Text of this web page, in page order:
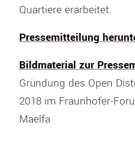
Quartiere erarbeitet.
Pressemitteilung
Bildmaterial zur
Gründung des Open
2018 im Fraunhofer-
Maelfa